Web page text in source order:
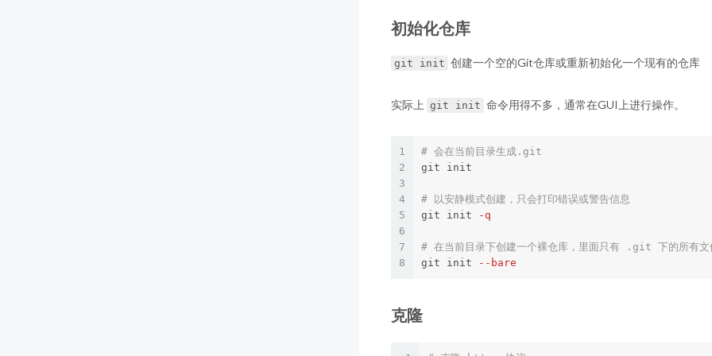
初始化仓库
git init 创建一个空的Git仓库或重新初始化一个现有的仓库
实际上 git init 命令用得不多，通常在GUI上进行操作。
1
2
3
4
5
6
7
8
# 会在当前目录生成.git
git init
# 以安静模式创建，只会打印错误或警告信息
git init
-q
# 在当前目录下创建一个裸仓库，里面只有 .git 下的所有文
git init
--bare
克隆